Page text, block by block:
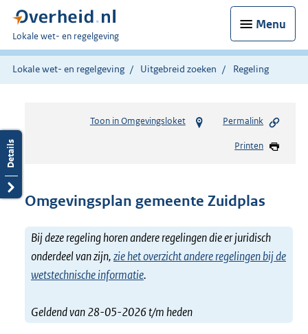
Menu
U
bent
hier:
Lokale wet- en regelgeving
Lokale wet- en regelgeving Uitgebreid zoeken Regeling
Toon in Omgevingsloket Permalink
Printen
Omgevingsplan gemeente Zuidplas
Bij deze regeling horen andere regelingen die er juridisch
onderdeel van zijn,zie het overzicht andere regelingen bij de
wetstechnische informatie.
Geldend van 28-05-2026 t/m heden